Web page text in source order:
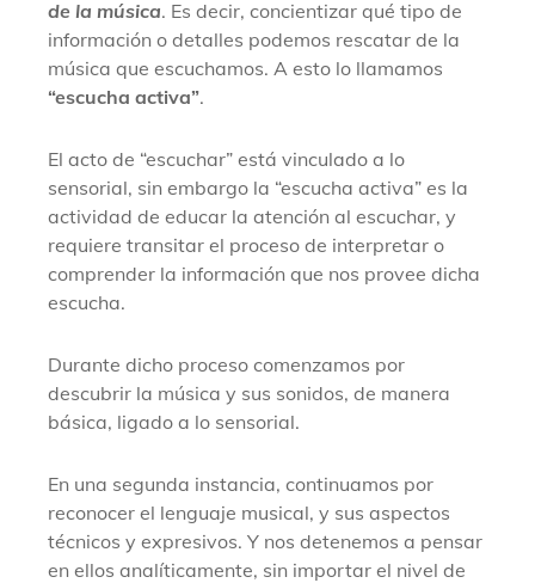
de la música. Es decir, concientizar qué tipo de
información o detalles podemos rescatar de la
música que escuchamos. A esto lo llamamos
“escucha activa”.
El acto de “escuchar” está vinculado a lo
sensorial, sin embargo la “escucha activa” es la
actividad de educar la atención al escuchar, y
requiere transitar el proceso de interpretar o
comprender la información que nos provee dicha
escucha.
Durante dicho proceso comenzamos por
descubrir la música y sus sonidos, de manera
básica, ligado a lo sensorial.
En una segunda instancia, continuamos por
reconocer el lenguaje musical, y sus aspectos
técnicos y expresivos. Y nos detenemos a pensar
en ellos analíticamente, sin importar el nivel de